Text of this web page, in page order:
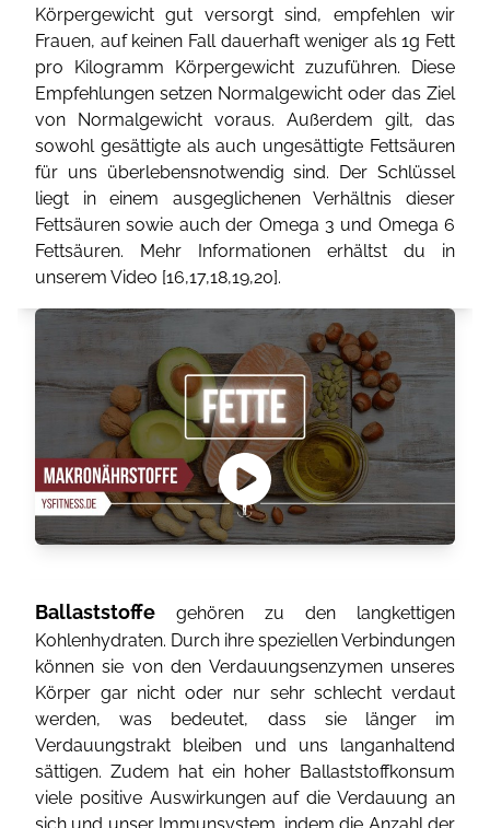
Körpergewicht gut versorgt sind, empfehlen wir
Frauen, auf keinen Fall dauerhaft weniger als 1g Fett
pro Kilogramm Körpergewicht zuzuführen. Diese
Empfehlungen setzen Normalgewicht oder das Ziel
von Normalgewicht voraus. Außerdem gilt, das
sowohl gesättigte als auch ungesättigte Fettsäuren
für uns überlebensnotwendig sind. Der Schlüssel
liegt in einem ausgeglichenen Verhältnis dieser
Fettsäuren sowie auch der Omega 3 und Omega 6
Fettsäuren. Mehr Informationen erhältst du in
unserem Video [16,17,18,19,20].
Ballaststoffe gehören zu den langkettigen
Kohlenhydraten. Durch ihre speziellen Verbindungen
können sie von den Verdauungsenzymen unseres
Körper gar nicht oder nur sehr schlecht verdaut
werden, was bedeutet, dass sie länger im
Verdauungstrakt bleiben und uns langanhaltend
sättigen. Zudem hat ein hoher Ballaststoffkonsum
viele positive Auswirkungen auf die Verdauung an